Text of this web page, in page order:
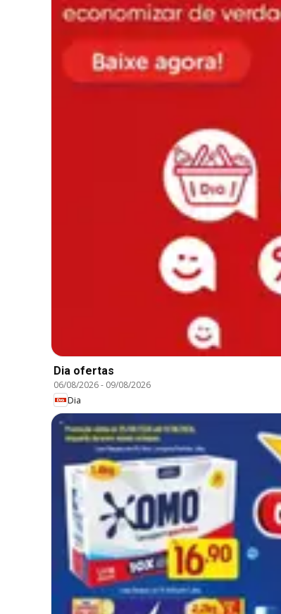
Dia ofertas
06/08/2026- 09/08/2026
Dia